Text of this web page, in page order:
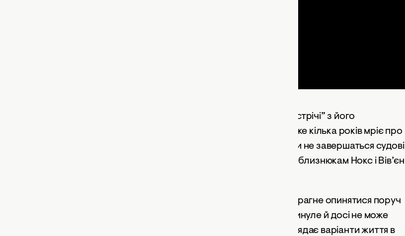
Та схоже, британська столиця може стати “точкою зустрічі” з його
колишньою дружиною. Джолі, за словами джерел, уже кілька років мріє про
переїзд до Лондона, але відкладала це рішення, поки не завершаться судові
процеси щодо розлучення й опіки, а також поки їхнім близнюкам Нокс і Вів’єн
Втім, за інформацією видання, Анджеліна зовсім не прагне опинятися поруч
із колишнім чоловіком. Вона все ще болісно згадує минуле й досі не може
пробачити Бреду старі образи. Наразі акторка розглядає варіанти життя в